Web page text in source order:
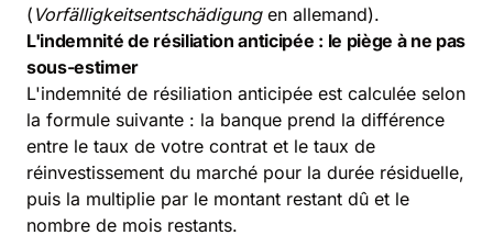
( Vorfälligkeitsentschädigungen allemand).
L'indemnité de résiliation anticipée : le piège à ne pas
sous-estimer
L'indemnité de résiliation anticipée est calculée selon
la formule suivante : la banque prend la différence
entre le taux de votre contrat et le taux de
réinvestissement du marché pour la durée résiduelle,
puis la multiplie par le montant restant dû et le
nombre de mois restants.